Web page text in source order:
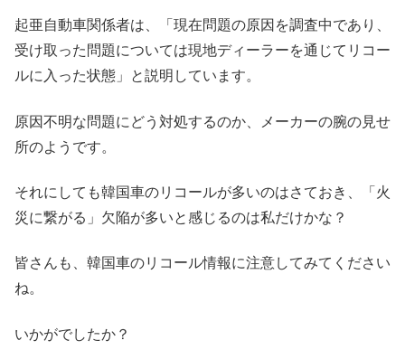
起亜自動車関係者は、「現在問題の原因を調査中であり、
受け取った問題については現地ディーラーを通じてリコー
ルに入った状態」と説明しています。
原因不明な問題にどう対処するのか、メーカーの腕の見せ
所のようです。
それにしても韓国車のリコールが多いのはさておき、「火
災に繋がる」欠陥が多いと感じるのは私だけかな？
皆さんも、韓国車のリコール情報に注意してみてください
ね。
いかがでしたか？